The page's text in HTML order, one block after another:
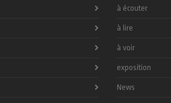
à écouter
à lire
à voir
exposition
News